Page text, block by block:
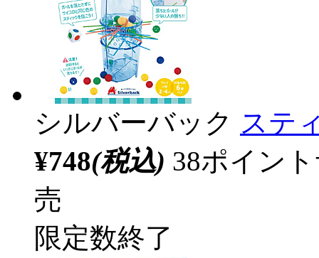
シルバーバック ステ
¥748(税込) 38ポイン
売
限定数終了